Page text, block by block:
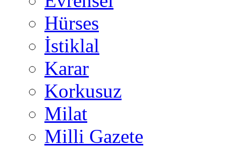
Hürses
İstiklal
Karar
Korkusuz
Milat
Milli Gazete